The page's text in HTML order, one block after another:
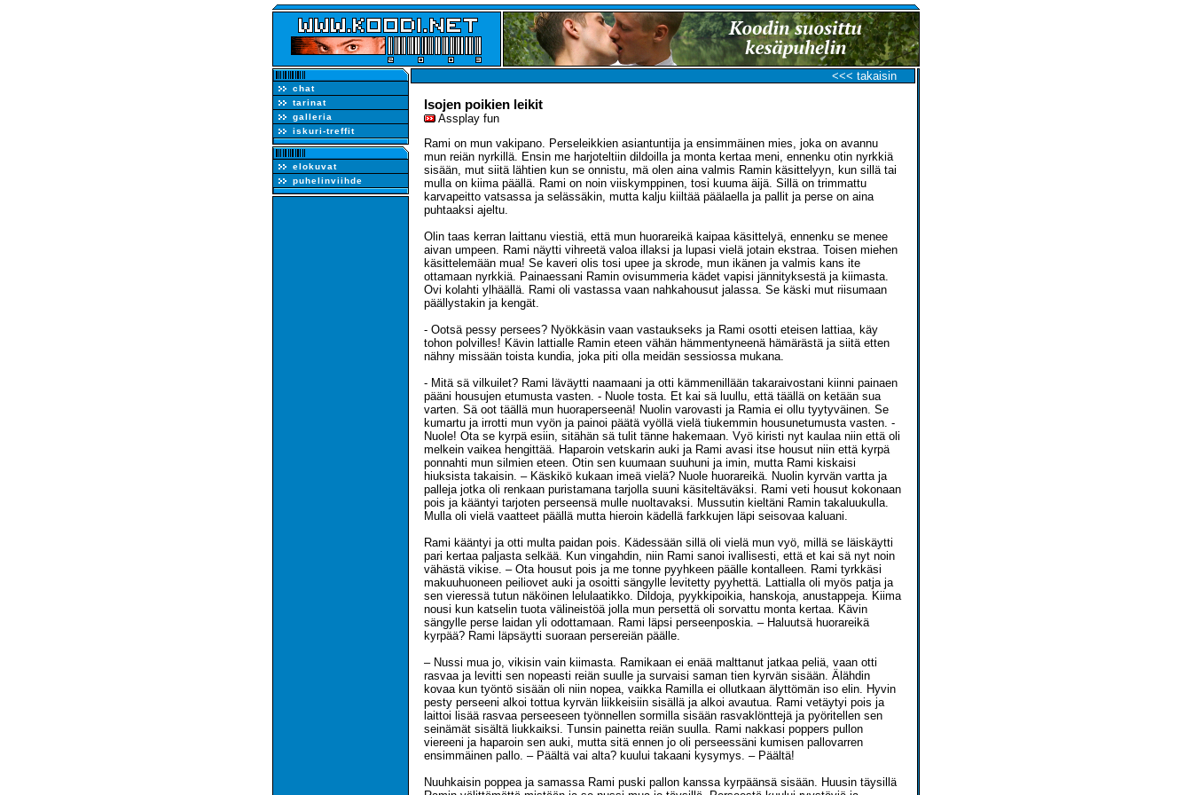
chat
tarinat
galleria
iskuri-treffit
elokuvat
puhelinviihde
<<< takaisin
Isojen poikien leikit
Assplay fun
Rami on mun vakipano. Perseleikkien asiantuntija ja ensimmäinen mies, joka on avannu
mun reiän nyrkillä. Ensin me harjoteltiin dildoilla ja monta kertaa meni, ennenku otin nyrkkiä
sisään, mut siitä lähtien kun se onnistu, mä olen aina valmis Ramin käsittelyyn, kun sillä tai
mulla on kiima päällä. Rami on noin viiskymppinen, tosi kuuma äijä. Sillä on trimmattu
karvapeitto vatsassa ja selässäkin, mutta kalju kiiltää päälaella ja pallit ja perse on aina
puhtaaksi ajeltu.
Olin taas kerran laittanu viestiä, että mun huorareikä kaipaa käsittelyä, ennenku se menee
aivan umpeen. Rami näytti vihreetä valoa illaksi ja lupasi vielä jotain ekstraa. Toisen miehen
käsittelemään mua! Se kaveri olis tosi upee ja skrode, mun ikänen ja valmis kans ite
ottamaan nyrkkiä. Painaessani Ramin ovisummeria kädet vapisi jännityksestä ja kiimasta.
Ovi kolahti ylhäällä. Rami oli vastassa vaan nahkahousut jalassa. Se käski mut riisumaan
päällystakin ja kengät.
- Ootsä pessy persees? Nyökkäsin vaan vastaukseks ja Rami osotti eteisen lattiaa, käy
tohon polvilles! Kävin lattialle Ramin eteen vähän hämmentyneenä hämärästä ja siitä etten
nähny missään toista kundia, joka piti olla meidän sessiossa mukana.
- Mitä sä vilkuilet? Rami läväytti naamaani ja otti kämmenillään takaraivostani kiinni painaen
pääni housujen etumusta vasten. - Nuole tosta. Et kai sä luullu, että täällä on ketään sua
varten. Sä oot täällä mun huoraperseenä! Nuolin varovasti ja Ramia ei ollu tyytyväinen. Se
kumartu ja irrotti mun vyön ja painoi päätä vyöllä vielä tiukemmin housunetumusta vasten. -
Nuole! Ota se kyrpä esiin, sitähän sä tulit tänne hakemaan. Vyö kiristi nyt kaulaa niin että oli
melkein vaikea hengittää. Haparoin vetskarin auki ja Rami avasi itse housut niin että kyrpä
ponnahti mun silmien eteen. Otin sen kuumaan suuhuni ja imin, mutta Rami kiskaisi
hiuksista takaisin. – Käskikö kukaan imeä vielä? Nuole huorareikä. Nuolin kyrvän vartta ja
palleja jotka oli renkaan puristamana tarjolla suuni käsiteltäväksi. Rami veti housut kokonaan
pois ja kääntyi tarjoten perseensä mulle nuoltavaksi. Mussutin kieltäni Ramin takaluukulla.
Mulla oli vielä vaatteet päällä mutta hieroin kädellä farkkujen läpi seisovaa kaluani.
Rami kääntyi ja otti multa paidan pois. Kädessään sillä oli vielä mun vyö, millä se läiskäytti
pari kertaa paljasta selkää. Kun vingahdin, niin Rami sanoi ivallisesti, että et kai sä nyt noin
vähästä vikise. – Ota housut pois ja me tonne pyyhkeen päälle kontalleen. Rami tyrkkäsi
makuuhuoneen peiliovet auki ja osoitti sängylle levitetty pyyhettä. Lattialla oli myös patja ja
sen vieressä tutun näköinen lelulaatikko. Dildoja, pyykkipoikia, hanskoja, anustappeja. Kiima
nousi kun katselin tuota välineistöä jolla mun persettä oli sorvattu monta kertaa. Kävin
sängylle perse laidan yli odottamaan. Rami läpsi perseenposkia. – Haluutsä huorareikä
kyrpää? Rami läpsäytti suoraan persereiän päälle.
– Nussi mua jo, vikisin vain kiimasta. Ramikaan ei enää malttanut jatkaa peliä, vaan otti
rasvaa ja levitti sen nopeasti reiän suulle ja survaisi saman tien kyrvän sisään. Älähdin
kovaa kun työntö sisään oli niin nopea, vaikka Ramilla ei ollutkaan älyttömän iso elin. Hyvin
pesty perseeni alkoi tottua kyrvän liikkeisiin sisällä ja alkoi avautua. Rami vetäytyi pois ja
laittoi lisää rasvaa perseeseen työnnellen sormilla sisään rasvaklönttejä ja pyöritellen sen
seinämät sisältä liukkaiksi. Tunsin painetta reiän suulla. Rami nakkasi poppers pullon
viereeni ja haparoin sen auki, mutta sitä ennen jo oli perseessäni kumisen pallovarren
ensimmäinen pallo. – Päältä vai alta? kuului takaani kysymys. – Päältä!
Nuuhkaisin poppea ja samassa Rami puski pallon kanssa kyrpäänsä sisään. Huusin täysillä